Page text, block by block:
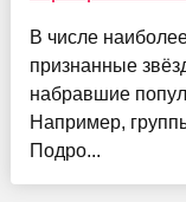
В числе
признанные
набравшие
Например,
Подро...